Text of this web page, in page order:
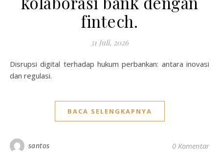
fintech.
31 Juli, 2026
Disrupsi digital terhadap hukum perbankan: antara inovasi
dan regulasi.
BACA SELENGKAPNYA
santos 0 Komentar